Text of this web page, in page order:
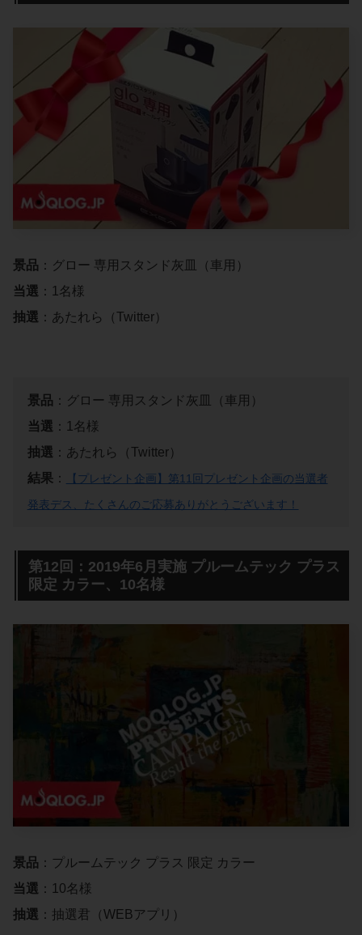
景品 ：グロー 専用スタンド灰皿（車用）
当選 ：1名様
抽選 ：あたれら（Twitter）
景品 ：グロー 専用スタンド灰皿（車用）
当選 ：1名様
抽選 ：あたれら（Twitter）
結果：
【プレゼント企画】第11回プレゼント企画の当選者
発表デス、たくさんのご応募ありがとうございます！
第12回：2019年6月実施 プルームテック プラス
限定 カラー、10名様
景品 ：プルームテック プラス 限定 カラー
当選 ：10名様
抽選 ：抽選君（WEBアプリ）